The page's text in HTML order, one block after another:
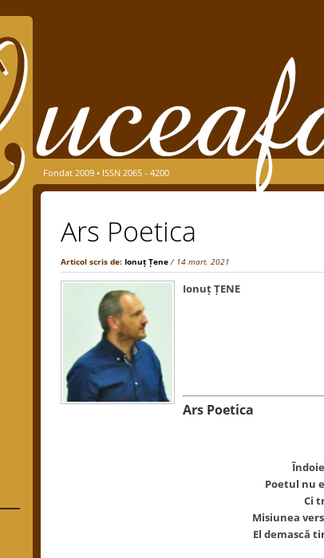
Fondat 2009 • ISSN 2065 - 4200
Ars Poetica
Articol scris de: Ionuț Țene / 14 mart. 2021
Ionuț ȚENE
Ars Poetica
Poetul nu
Ci
Misiunea
El demască